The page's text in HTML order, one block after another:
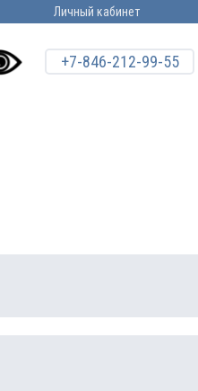
Личный кабинет
+7-846-212-99-55